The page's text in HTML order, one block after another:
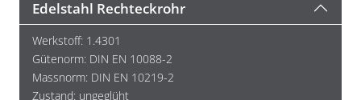
Edelstahl Rechteckrohr
Werkstoff: 1.4301
Gütenorm: DIN EN 10088-2
Massnorm: DIN EN 10219-2
Zustand: ungeglüht